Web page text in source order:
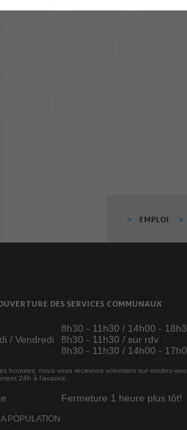
EMPLOI
DES SERVICES COMMUNAUX
8h30 - 11h30 / 14h00 -
/ Vendredi
8h30 - 11h30 / sur rdv
8h30 - 11h30 / 14h00 -
horaires, nous vous recevons volontiers sur rendez-
24h à l’avance.
Fermeture 1 heure plus tôt!
POPULATION